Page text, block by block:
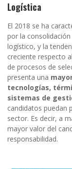
Logística
El 2018 se ha
por la
logístico, y la
creciente respecto
de procesos de
presenta una
tecnologías,
sistemas de
candidatos puedan
sector. Es decir, a
mayor valor del
responsabilidad.